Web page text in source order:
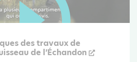
des travaux de
de l’Échandon